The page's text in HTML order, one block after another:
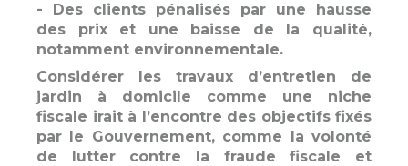
- Des clients pénalisés par une hausse
des prix et une baisse de la qualité,
notamment environnementale.
Considérer les travaux d’entretien de
jardin à domicile comme une niche
fiscale irait à l’encontre des objectifs fixés
par le Gouvernement, comme la volonté
de lutter contre la fraude fiscale et